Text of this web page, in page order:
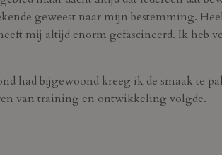
geweest naar mijn bestemming.
mij altijd enorm gefascineerd. Ik heb
had bijgewoond kreeg ik de smaak
van training en ontwikkeling volgde.